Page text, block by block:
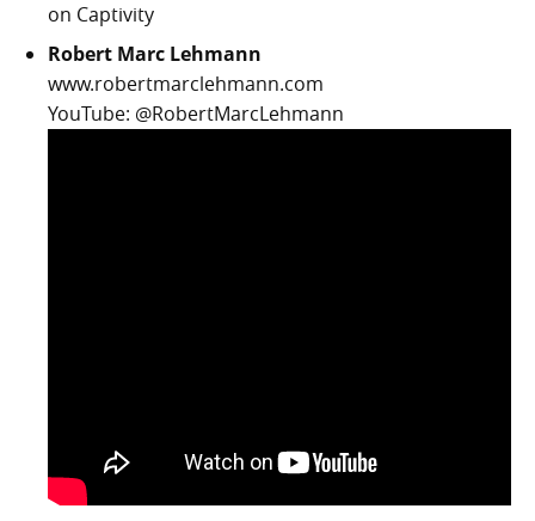
on Captivity
Robert Marc Lehmann
www.robertmarclehmann.com
YouTube: @RobertMarcLehmann